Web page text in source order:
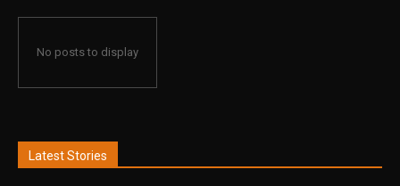
No posts to display
Latest Stories